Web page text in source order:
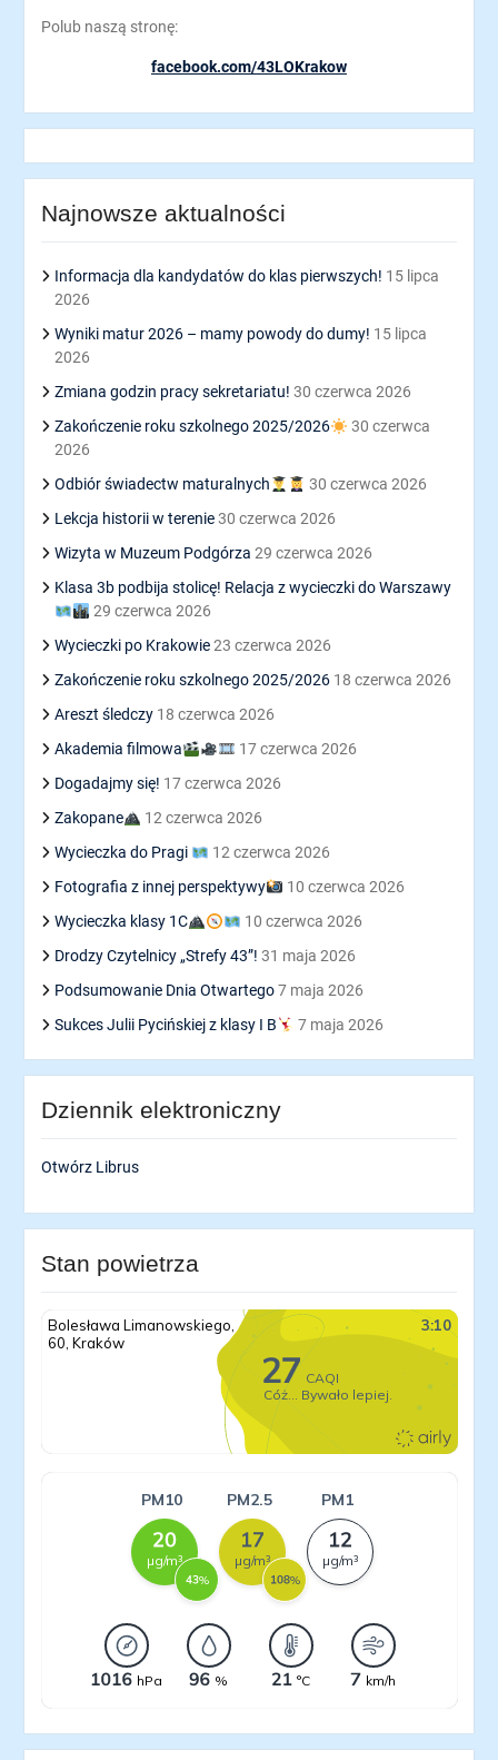
Polub naszą stronę:
facebook.com/43LOKrakow
Najnowsze aktualności
Informacja dla kandydatów do klas pierwszych! 15 lipca
2026
Wyniki matur 2026 – mamy powody do dumy! 15 lipca
2026
Zmiana godzin pracy sekretariatu! 30 czerwca 2026
Zakończenie roku szkolnego 2025/2026
30 czerwca
2026
Odbiór świadectw maturalnych
30 czerwca 2026
Lekcja historii w terenie 30 czerwca 2026
Wizyta w Muzeum Podgórza 29 czerwca 2026
Klasa 3b podbija stolicę! Relacja z wycieczki do Warszawy
29 czerwca 2026
Wycieczki po Krakowie 23 czerwca 2026
Zakończenie roku szkolnego 2025/2026 18 czerwca 2026
Areszt śledczy 18 czerwca 2026
Akademia filmowa
17 czerwca 2026
Dogadajmy się! 17 czerwca 2026
Zakopane
12 czerwca 2026
Wycieczka do Pragi
12 czerwca 2026
Fotografia z innej perspektywy
10 czerwca 2026
Wycieczka klasy 1C
10 czerwca 2026
Drodzy Czytelnicy „Strefy 43”! 31 maja 2026
Podsumowanie Dnia Otwartego 7 maja 2026
Sukces Julii Pycińskiej z klasy I B
7 maja 2026
Dziennik elektroniczny
Otwórz Librus
Stan powietrza